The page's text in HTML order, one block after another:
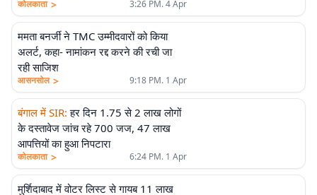
कोलकाता > 3:26 PM. 4 Apr
ममता बनर्जी ने TMC उम्मीदवारों को किया
अलर्ट, कहा- नामांकन रद्द करने की रची जा
रही साजिश
आसनसोल > 9:18 PM. 1 Apr
बंगाल में SIR: हर दिन 1.75 से 2 लाख लोगों
के दस्तावेज जांच रहे 700 जज, 47 लाख
आपत्तियों का हुआ निपटारा
कोलकाता > 6:24 PM. 1 Apr
मुर्शिदाबाद में वोटर लिस्ट से गायब 11 लाख